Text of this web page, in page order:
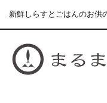
新鮮しらすとごはんのお供